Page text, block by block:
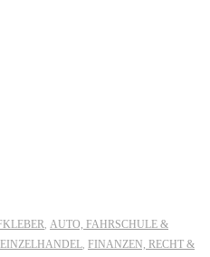
, AUTO, FAHRSCHULE &
EINZELHANDEL, FINANZEN, RECHT &